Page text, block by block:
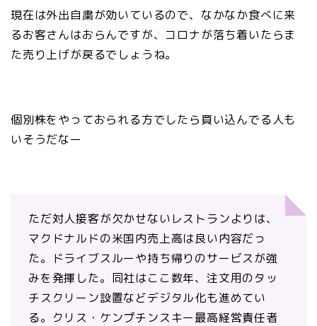
現在は外出自粛が効いているので、なかなか食べに来
るお客さんはおらんですが、コロナが落ち着いたらま
た売り上げが戻るでしょうね。
個別株をやっておられる方でしたら買い込んでる人も
いそうだなー
ただ対人接客が欠かせないレストランよりは、
マクドナルドの米国内売上高は良い内容だっ
た。ドライブスルーや持ち帰りのサービスが強
みを発揮した。同社はここ数年、注文用のタッ
チスクリーン設置などデジタル化も進めてい
る。クリス・ケンプチンスキー最高経営責任者